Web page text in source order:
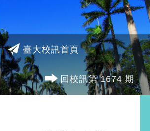
臺大校訊首頁
回校訊第 1674 期